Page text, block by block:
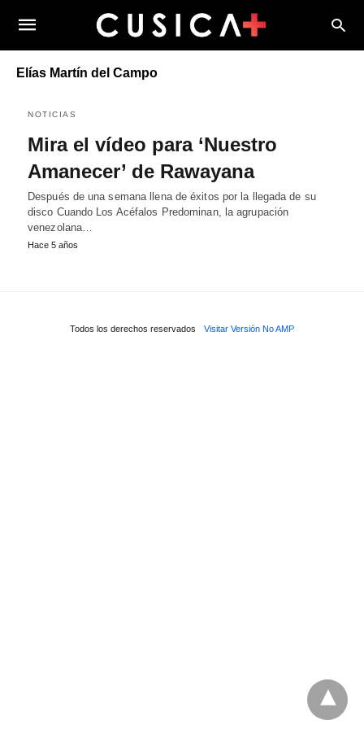
Elías Martín del Campo
NOTICIAS
Mira el vídeo para ‘Nuestro
Amanecer’ de Rawayana
Después de una semana llena de éxitos por la llegada de su
disco Cuando Los Acéfalos Predominan, la agrupación
venezolana…
Hace 5 años
Todos los derechos reservados Visitar Versión No AMP